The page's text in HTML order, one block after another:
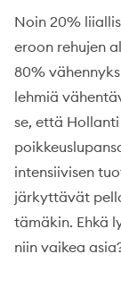
Noin 20%
eroon rehujen
80%
lehmiä
se, että
intensiivisen
järkyttävät
tämäkin. Ehkä
niin vaikea